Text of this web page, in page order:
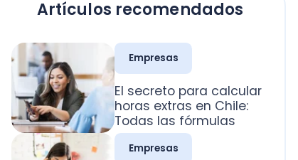
horas extras en Chile:
Todas las fórmulas
Empresas
¿Cómo calcular
vacaciones
proporcionales de un
trabajador en Chile?